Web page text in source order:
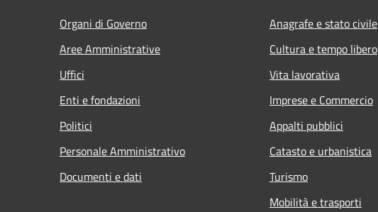
Organi di Governo
Aree Amministrative
Uffici
Enti e fondazioni
Politici
Personale Amministrativo
Documenti e dati
Anagrafe e stato civile
Cultura e tempo libero
Vita lavorativa
Imprese e Commercio
Appalti pubblici
Catasto e urbanistica
Turismo
Mobilità e trasporti